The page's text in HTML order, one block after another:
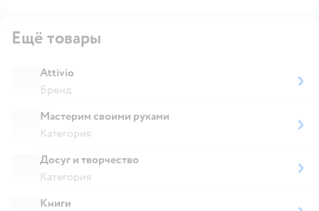
Ещё товары
Attivio
Бренд
Мастерим своими руками
Категория
Досуг и творчество
Категория
Книги